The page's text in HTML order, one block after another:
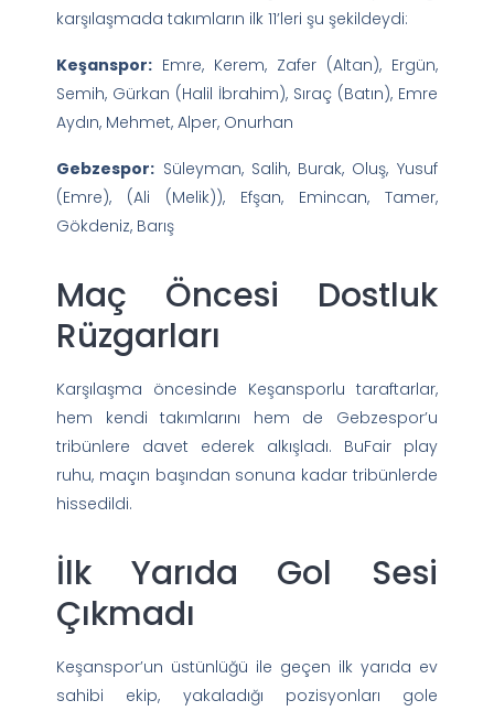
karşılaşmada takımların ilk 11’leri şu şekildeydi:
Keşanspor: Emre, Kerem, Zafer (Altan), Ergün,
Semih, Gürkan (Halil İbrahim), Sıraç (Batın), Emre
Aydın, Mehmet, Alper, Onurhan
Gebzespor: Süleyman, Salih, Burak, Oluş, Yusuf
(Emre), (Ali (Melik)), Efşan, Emincan, Tamer,
Gökdeniz, Barış
Maç Öncesi Dostluk
Rüzgarları
Karşılaşma öncesinde Keşansporlu taraftarlar,
hem kendi takımlarını hem de Gebzespor’u
tribünlere davet ederek alkışladı. BuFair play
ruhu, maçın başından sonuna kadar tribünlerde
hissedildi.
İlk Yarıda Gol Sesi
Çıkmadı
Keşanspor’un üstünlüğü ile geçen ilk yarıda ev
sahibi ekip, yakaladığı pozisyonları gole